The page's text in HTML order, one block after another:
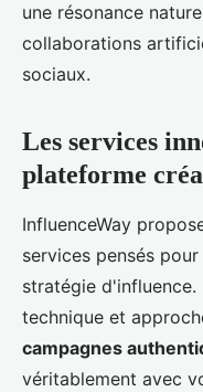
une résonance
collaborations
sociaux.
Les services
plateforme
InfluenceWay
services pensés
stratégie
technique et
campagnes
véritablement avec